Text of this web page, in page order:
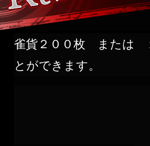
雀貨２００枚 または
とができます。